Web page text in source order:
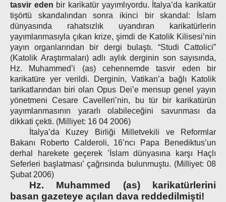
tasvir eden bir karikatür yayımlıyordu. İtalya’da karikatür
tişörtü skandalından sonra ikinci bir skandal: İslam
dünyasında rahatsızlık uyandıran karikatürlerin
yayımlanmasıyla çıkan krize, şimdi de Katolik Kilisesi’nin
yayın organlarından bir dergi bulaştı. “Studi Cattolici”
(Katolik Araştırmaları) adlı aylık derginin son sayısında,
Hz. Muhammed’i (as) cehennemde tasvir eden bir
karikatüre yer verildi. Derginin, Vatikan’a bağlı Katolik
tarikatlarından biri olan Opus Dei’e mensup genel yayın
yönetmeni Cesare Cavelleri’nin, bu tür bir karikatürün
yayımlanmasının yararlı olabileceğini savunması da
dikkati çekti. (Milliyet: 16 04 2006)
İtalya’da Kuzey Birliği Milletvekili ve Reformlar
Bakanı Roberto Calderoli, 16’ncı Papa Benediktus’un
derhal harekete geçerek ’İslam dünyasına karşı Haçlı
Seferleri başlatması’ çağrısında bulunmuştu. (Milliyet: 08
Şubat 2006)
Hz. Muhammed (as) karikatürlerini
basan gazeteye açılan dava reddedilmişti!